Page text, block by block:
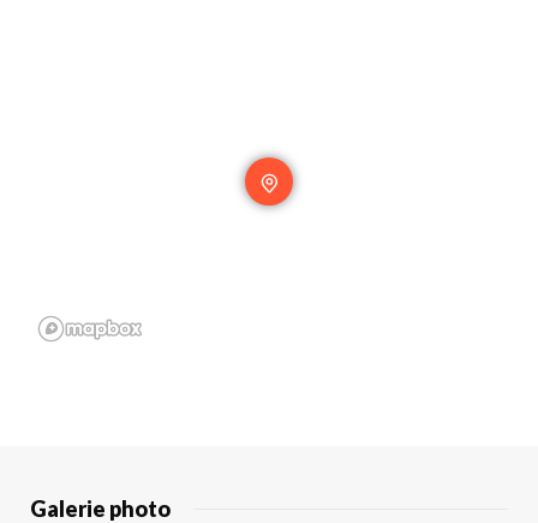
Galerie photo